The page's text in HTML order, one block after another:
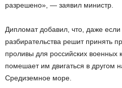
разрешено», — заявил министр.
Дипломат добавил, что, даже
разбирательства решит принять
проливы для российских военных
помешает им двигаться в другом
Средиземное море.